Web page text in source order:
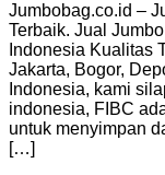
Jumbobag.co.id –
Terbaik. Jual
Indonesia Kualitas
Jakarta, Bogor,
Indonesia, kami
indonesia, FIBC
untuk menyimpan
[…]